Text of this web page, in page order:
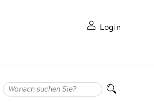
Login